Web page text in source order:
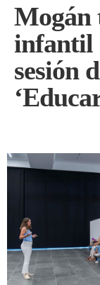
Mogán
infantil
sesión